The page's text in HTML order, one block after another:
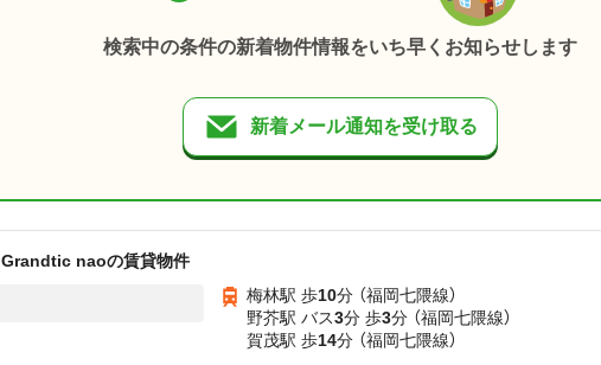
検索中の条件の新着物件情報をいち早くお知らせします
新着メール通知を受け取る
Grandtic naoの賃貸物件
梅林駅 歩10分 （福岡七隈線）
野芥駅 バス3分 歩3分 （福岡七隈線）
賀茂駅 歩14分 （福岡七隈線）